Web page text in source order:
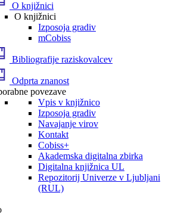
O knjižnici
O knjižnici
Izposoja gradiv
mCobiss
Bibliografije raziskovalcev
Odprta znanost
povezave
Vpis v knjižnico
Izposoja gradiv
Navajanje virov
Kontakt
Cobiss+
Akademska digitalna zbirka
Digitalna knjižnica UL
Repozitorij Univerze v Ljubljani
(RUL)